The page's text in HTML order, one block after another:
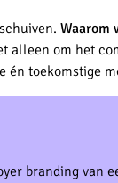
Waarom
alleen om het
én toekomstige
branding van